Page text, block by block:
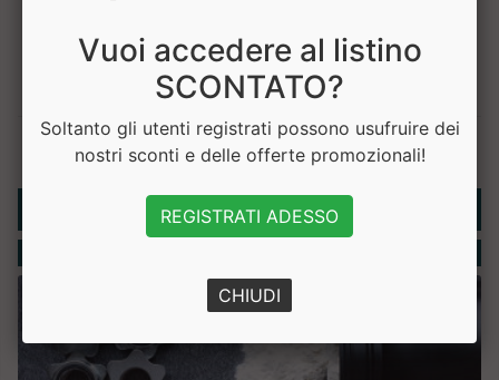
Rubriche
Integratori
Vuoi accedere al listino
SCONTATO?
Soltanto gli utenti registrati possono usufruire dei
nostri sconti e delle offerte promozionali!
REGISTRATI ADESSO
CHIUDI